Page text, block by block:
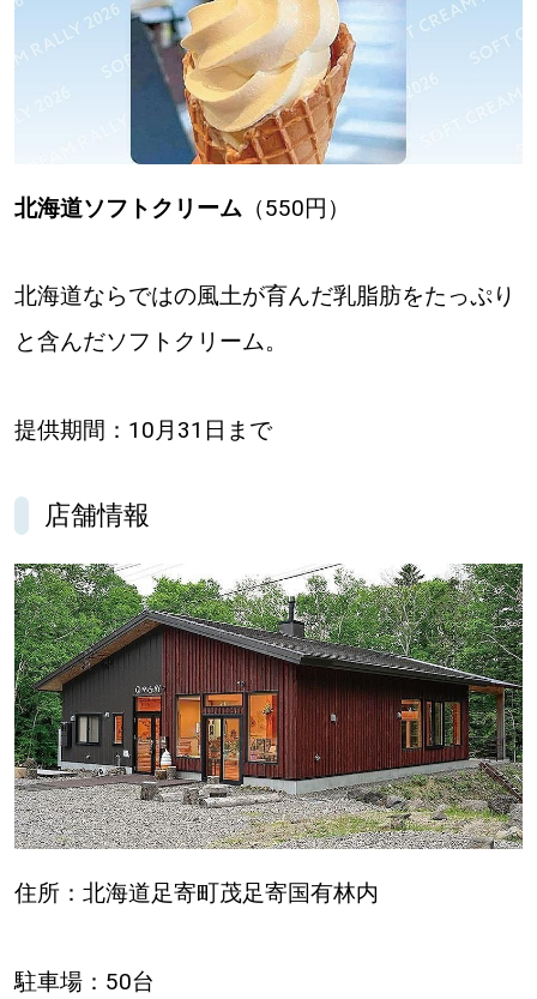
閉じる
北海道ソフトクリーム （550円）
北海道ならではの風土が育んだ乳脂肪をたっぷり
と含んだソフトクリーム。
提供期間：10月31日まで
店舗情報
住所：北海道足寄町茂足寄国有林内
駐車場：50台